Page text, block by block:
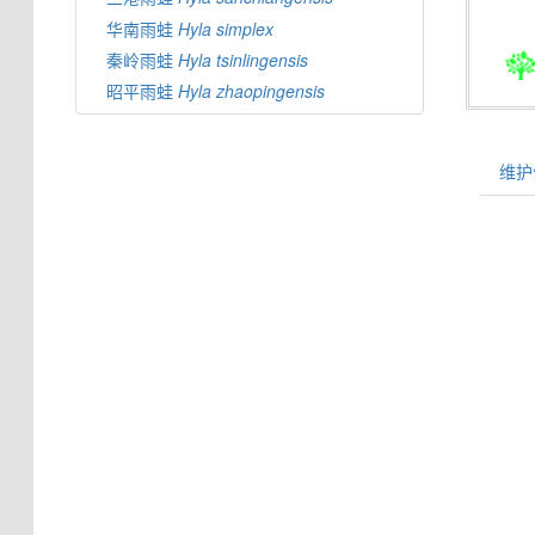
华南雨蛙Hyla simplex
秦岭雨蛙Hyla tsinlingensis
昭平雨蛙Hyla zhaopingensis
维